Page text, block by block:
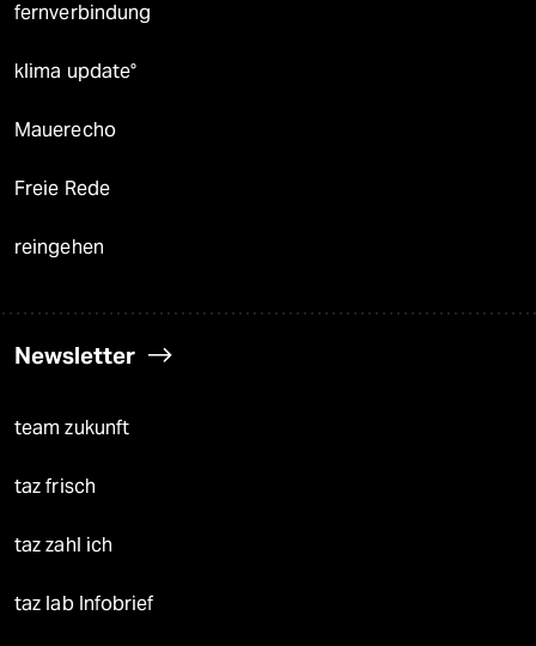
fernverbindung
klima update°
Mauerecho
Freie Rede
reingehen
Newsletter
team zukunft
taz frisch
taz zahl ich
taz lab Infobrief